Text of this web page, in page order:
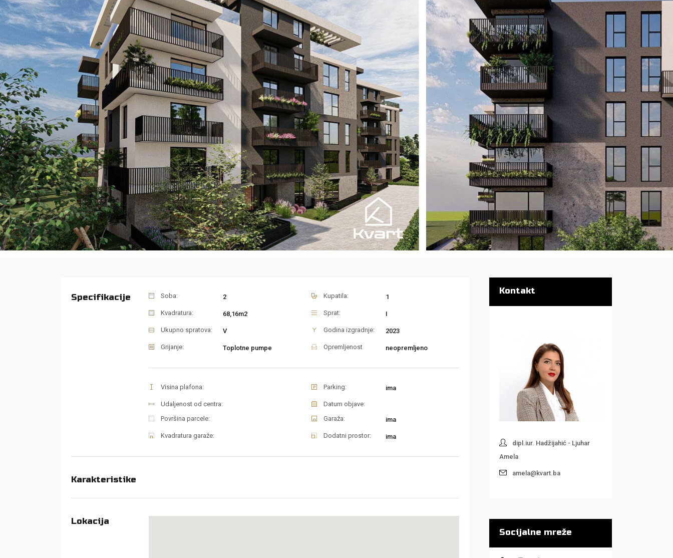
Specifikacije Soba: 2 Kupatila: 1
Kvadratura: 68,16m2 Sprat: I
Ukupno spratova: V Godina izgradnje: 2023
Grijanje: Toplotne pumpe Opremljenost neopremljeno
Visina plafona: Parking: ima
Udaljenost od centra:
Datum objave:
Površina parcele:
Garaža: ima
Kvadratura garaže: Dodatni prostor: ima
Karakteristike
Lokacija
Kontakt
dipl.iur. Hadžijahić - Ljuhar
Amela
amela@kvart.ba
Socijalne mreže